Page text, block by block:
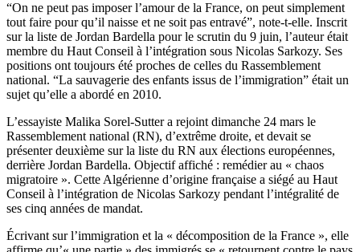
“On ne peut pas imposer l’amour de la France, on peut simplement
tout faire pour qu’il naisse et ne soit pas entravé”, note-t-elle. Inscrit
sur la liste de Jordan Bardella pour le scrutin du 9 juin, l’auteur était
membre du Haut Conseil à l’intégration sous Nicolas Sarkozy. Ses
positions ont toujours été proches de celles du Rassemblement
national. “La sauvagerie des enfants issus de l’immigration” était un
sujet qu’elle a abordé en 2010.
L’essayiste Malika Sorel-Sutter a rejoint dimanche 24 mars le
Rassemblement national (RN), d’extrême droite, et devait se
présenter deuxième sur la liste du RN aux élections européennes,
derrière Jordan Bardella. Objectif affiché : remédier au « chaos
migratoire ». Cette Algérienne d’origine française a siégé au Haut
Conseil à l’intégration de Nicolas Sarkozy pendant l’intégralité de
ses cinq années de mandat.
Écrivant sur l’immigration et la « décomposition de la France », elle